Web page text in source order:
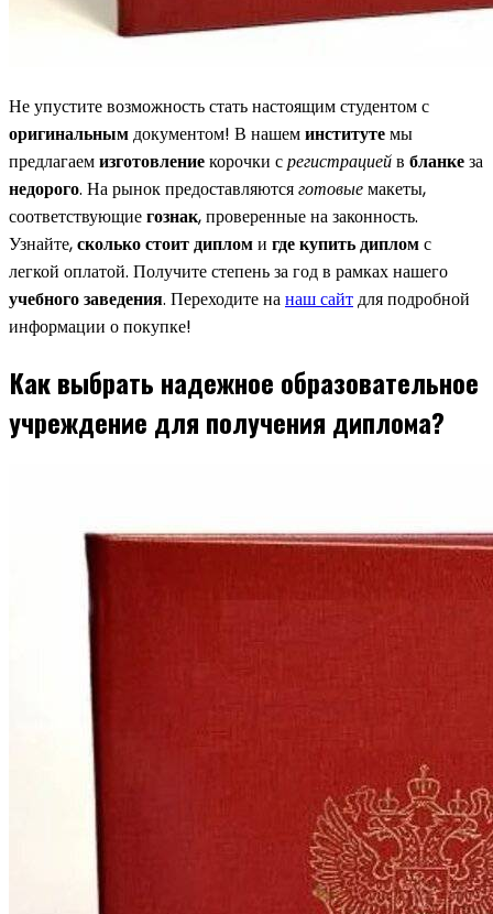
Не упустите возможность стать настоящим студентом с
оригинальнымдокументом! В нашеминститутемы
предлагаемизготовлениекорочки срегистрациейв бланкеза
недорого. На рынок предоставляютсяготовыемакеты,
соответствующиегознак, проверенные на законность.
Узнайте,сколько стоит дипломи где купить дипломс
легкой оплатой. Получите степень за год в рамках нашего
учебного заведения. Переходите нанаш сайтдля подробной
информации о покупке!
Как выбрать надежное образовательное
учреждение для получения диплома?